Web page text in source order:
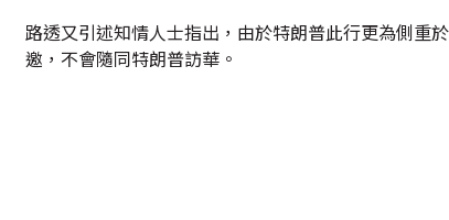
路透又引述知情人士指出，由於特朗普此行更為側重
邀，不會隨同特朗普訪華。